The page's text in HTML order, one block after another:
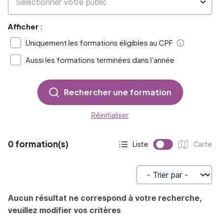
Afficher :
Uniquement les formations éligibles au CPF
Aide
Aussi les formations terminées dans l'année
Rechercher une formation
Réinitialiser
0 formation(s)
Affichage actif :
Liste
Affichage :
Carte
Trier par
Aucun résultat ne correspond à votre recherche,
veuillez modifier vos critères